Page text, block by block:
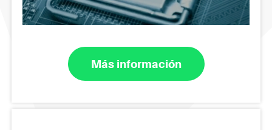
Más información